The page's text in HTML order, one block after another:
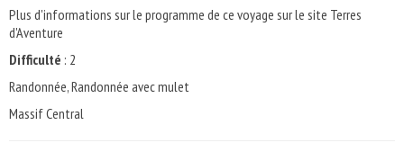
Plus d'informations sur le programme de ce voyage sur le site Terres
d'Aventure
Difficulté : 2
Randonnée, Randonnée avec mulet
Massif Central